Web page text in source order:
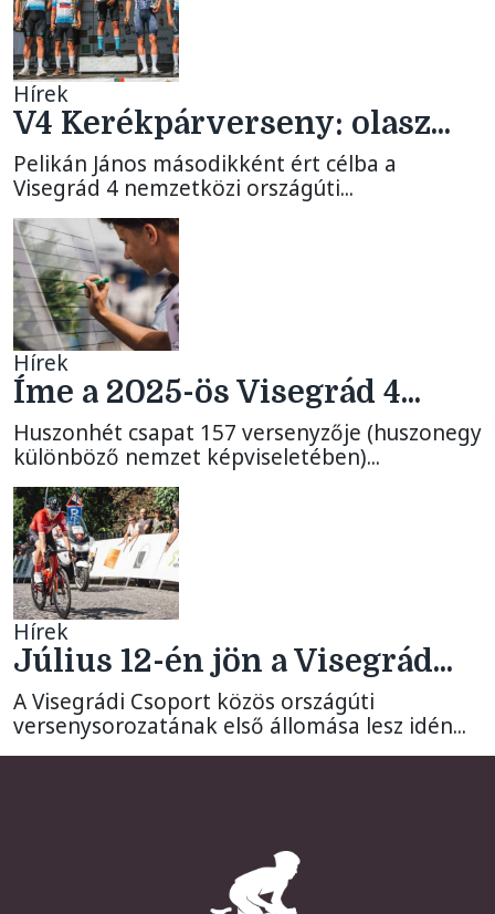
Hírek
V4 Kerékpárverseny: olasz...
Pelikán János másodikként ért célba a
Visegrád 4 nemzetközi országúti...
Hírek
Íme a 2025-ös Visegrád 4...
Huszonhét csapat 157 versenyzője (huszonegy
különböző nemzet képviseletében)...
Hírek
Július 12-én jön a Visegrád...
A Visegrádi Csoport közös országúti
versenysorozatának első állomása lesz idén...